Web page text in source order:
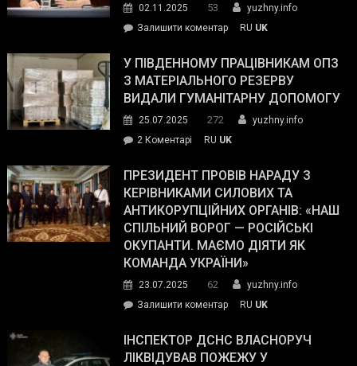
02.11.2025 53
yuzhny.info
Залишити коментарon
завойовує
симпатії
виборців
The
Street
Journal.
RU UK
У ПІВДЕННОМУ ПРАЦІВНИКАМ ОПЗ
З МАТЕРІАЛЬНОГО РЕЗЕРВУ
ВИДАЛИ ГУМАНІТАРНУ ДОПОМОГУ
25.07.2025 272
yuzhny.info
2 Коментарі
Південному
працівникам
ОПЗ
з
матеріального
резерву
гуманітарну
допомогу
RU UK
ПРЕЗИДЕНТ ПРОВІВ НАРАДУ З
КЕРІВНИКАМИ СИЛОВИХ ТА
АНТИКОРУПЦІЙНИХ ОРГАНІВ: «НАШ
СПІЛЬНИЙ ВОРОГ — РОСІЙСЬКІ
ОКУПАНТИ. МАЄМО ДІЯТИ ЯК
КОМАНДА УКРАЇНИ»
23.07.2025 62
yuzhny.info
Залишити коментарon
провів
нараду
RU UK
ІНСПЕКТОР ДСНС ВЛАСНОРУЧ
ЛІКВІДУВАВ ПОЖЕЖУ У